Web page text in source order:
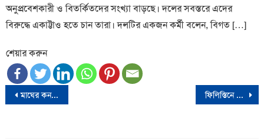
অনুপ্রবেশকারী ও বিতর্কিতদের সংখ্যা বাড়ছে। দলের সবস্তরে এদের
বিরুদ্ধে একাট্টাও হতে চান তারা। দলটির একজন কর্মী বলেন, বিগত […]
শেয়ার করুন
Post
মাঘের কনকনে শীতে ১১ জেলায় বিপর্যস্ত জনজীবন ফিলিস্তিনে গণহত্যা বন্ধে ইসরায়েলকে ব্যবস্থা নেয়ার নির্দেশ আন্তর্জাতিক আদালতের